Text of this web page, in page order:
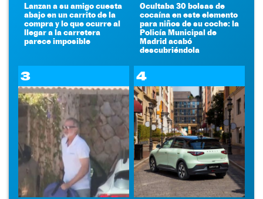
Lanzan a su amigo cuesta
abajo en un carrito de la
compra y lo que ocurre al
llegar a la carretera
parece imposible
Ocultaba 30 bolsas de
cocaína en este elemento
para niños de su coche: la
Policía Municipal de
Madrid acabó
descubriéndola
3 4